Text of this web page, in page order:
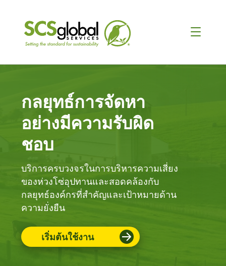
กลยุทธ์การจัดหา
อย่างมีความรับผิด
ชอบ
บริการครบวงจรในการบริหารความเสี่ยง
ของห่วงโซ่อุปทานและสอดคล้องกับ
กลยุทธ์องค์กรที่สำคัญและเป้าหมายด้าน
ความยั่งยืน
เริ่มต้นใช้งาน